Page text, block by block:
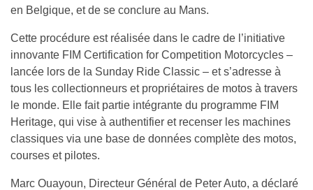
en Belgique, et de se conclure au Mans.
Cette procédure est réalisée dans le cadre de l’initiative
innovante FIM Certification for Competition Motorcycles –
lancée lors de la Sunday Ride Classic – et s’adresse à
tous les collectionneurs et propriétaires de motos à travers
le monde. Elle fait partie intégrante du programme FIM
Heritage, qui vise à authentifier et recenser les machines
classiques via une base de données complète des motos,
courses et pilotes.
Marc Ouayoun, Directeur Général de Peter Auto, a déclaré